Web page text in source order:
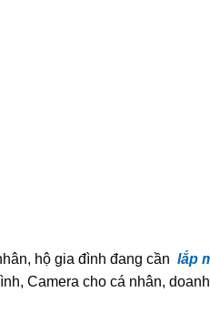
hộ gia đình đang cần lắp
Camera cho cá nhân,